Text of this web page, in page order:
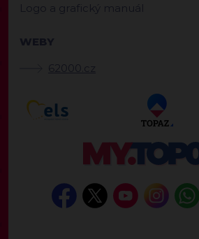
Logo a grafický manuál
WEBY
62000.cz